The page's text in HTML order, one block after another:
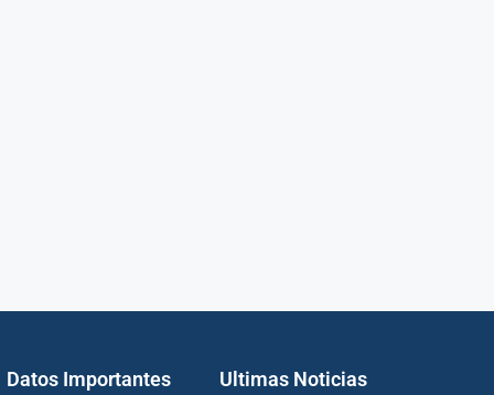
Datos Importantes Ultimas Noticias